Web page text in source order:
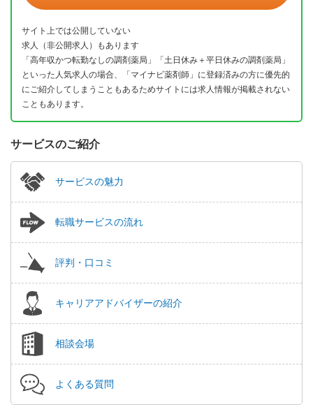
サイト上では公開していない
求人（非公開求人）もあります
「高年収かつ転勤なしの調剤薬局」「土日休み＋平日休みの調剤薬局」
といった人気求人の場合、「マイナビ薬剤師」に登録済みの方に優先的
にご紹介してしまうこともあるためサイトには求人情報が掲載されない
こともあります。
サービスのご紹介
サービスの魅力
転職サービスの流れ
評判・口コミ
キャリアアドバイザーの紹介
相談会場
よくある質問